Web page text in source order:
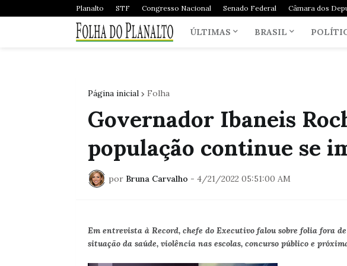
Planalto STF Congresso Nacional Senado Federal Câmara dos
ÚLTIMAS BRASIL
Página inicial Folha
Governador Ibaneis
população continue se
por Bruna Carvalho - 4/21/2022 05:51:00 AM
Em entrevista à Record, chefe do Executivo falou sobre folia fora
situação da saúde, violência nas escolas, concurso público e